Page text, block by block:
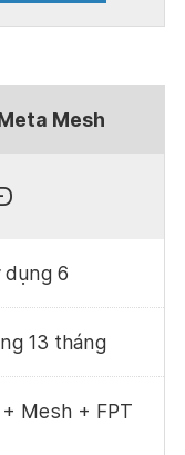
Mesh
dụng 6
13 tháng
Mesh + FPT